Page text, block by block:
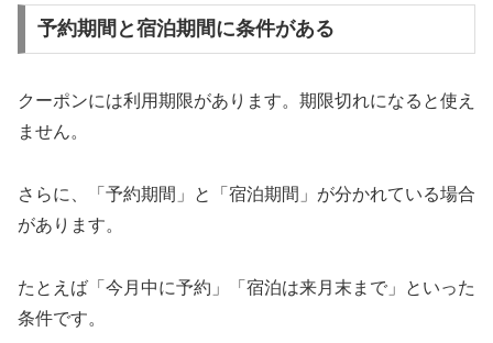
予約期間と宿泊期間に条件がある
クーポンには利用期限があります。期限切れになると使え
ません。
さらに、「予約期間」と「宿泊期間」が分かれている場合
があります。
たとえば「今月中に予約」「宿泊は来月末まで」といった
条件です。